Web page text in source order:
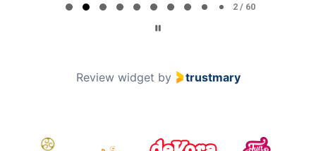
2 / 60
Review widget by trustmary